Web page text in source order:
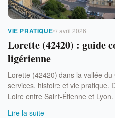
VIE PRATIQUE 7 avril 2026
Lorette (42420) : guide
ligérienne
Lorette (42420) dans la vallée du
services, histoire et vie pratique.
Loire entre Saint-Étienne et Lyon.
Lire la suite